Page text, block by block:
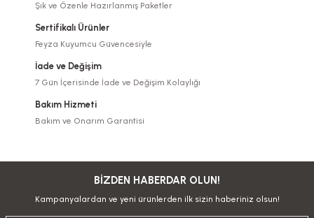
Şık ve Özenle Hazırlanmış Paketler
Sertifikalı Ürünler
Feyza Kuyumcu Güvencesiyle
İade ve Değişim
7 Gün İçerisinde İade ve Değişim Kolaylığı
Bakım Hizmeti
Bakım ve Onarım Garantisi
BİZDEN HABERDAR OLUN!
Kampanyalardan ve yeni ürünlerden ilk sizin haberiniz olsun!